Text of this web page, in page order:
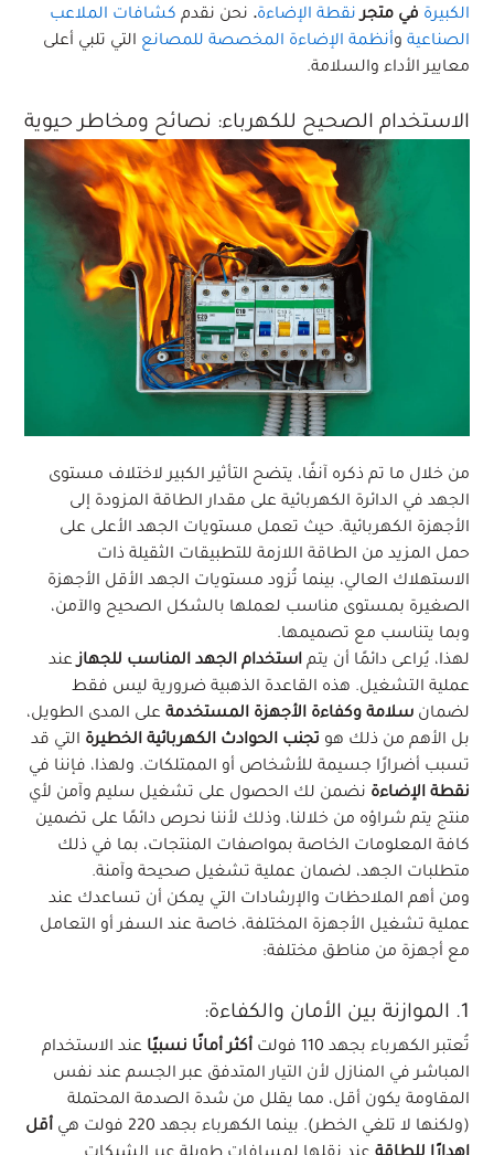
الكبيرة في متجرنقطة الإضاءة. نحن نقدم كشافات الملاعب
الصناعية وأنظمة الإضاءة المخصصة للمصانع التي تلبي أعلى
معايير الأداء والسلامة.
الاستخدام الصحيح للكهرباء: نصائح ومخاطر حيوية
من خلال ما تم ذكره آنفًا، يتضح التأثير الكبير لاختلاف مستوى
الجهد في الدائرة الكهربائية على مقدار الطاقة المزودة إلى
الأجهزة الكهربائية. حيث تعمل مستويات الجهد الأعلى على
حمل المزيد من الطاقة اللازمة للتطبيقات الثقيلة ذات
الاستهلاك العالي، بينما تُزود مستويات الجهد الأقل الأجهزة
الصغيرة بمستوى مناسب لعملها بالشكل الصحيح والآمن،
وبما يتناسب مع تصميمها.
لهذا، يُراعى دائمًا أن يتم استخدام الجهد المناسب للجهازعند
عملية التشغيل. هذه القاعدة الذهبية ضرورية ليس فقط
لضمان سلامة وكفاءة الأجهزة المستخدمة على المدى الطويل،
بل الأهم من ذلك هو تجنب الحوادث الكهربائية الخطيرة التي قد
تسبب أضرارًا جسيمة للأشخاص أو الممتلكات. ولهذا، فإننا في
نقطة الإضاءة نضمن لك الحصول على تشغيل سليم وآمن لأي
منتج يتم شراؤه من خلالنا، وذلك لأننا نحرص دائمًا على تضمين
كافة المعلومات الخاصة بمواصفات المنتجات، بما في ذلك
متطلبات الجهد، لضمان عملية تشغيل صحيحة وآمنة.
ومن أهم الملاحظات والإرشادات التي يمكن أن تساعدك عند
عملية تشغيل الأجهزة المختلفة، خاصة عند السفر أو التعامل
مع أجهزة من مناطق مختلفة:
1. الموازنة بين الأمان والكفاءة:
تُعتبر الكهرباء بجهد 110 فولت أكثر أمانًا نسبيًا عند الاستخدام
المباشر في المنازل لأن التيار المتدفق عبر الجسم عند نفس
المقاومة يكون أقل، مما يقلل من شدة الصدمة المحتملة
(ولكنها لا تلغي الخطر). بينما الكهرباء بجهد 220 فولت هي
أقل